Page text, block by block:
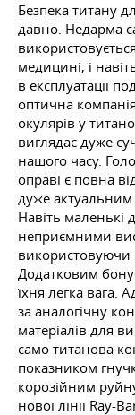
Безпека титану
давно. Недарма
медицині, і
в експлуатації
оптична
окулярів у
виглядає дуже
нашого часу.
оправі є повна
дуже актуальним
Навіть маленькі
неприємними
використовуючи
Додатковим
їхня легка вага.
за аналогічну
матеріалів для
само титанова
показником
корозійним
нової лінії Ray-